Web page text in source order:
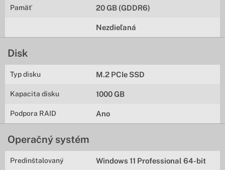
Pamäť 20 GB (GDDR6)
Nezdieľaná
Disk
Typ disku M.2 PCIe SSD
Kapacita disku 1000 GB
Podpora RAID Ano
Operačný systém
Predinštalovaný Windows 11 Professional 64-bit